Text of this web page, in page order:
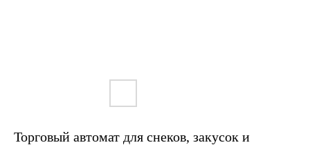
Торговый автомат для снеков, закусок и